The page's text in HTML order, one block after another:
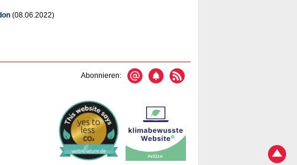
(08.06.2022)
Abonnieren: